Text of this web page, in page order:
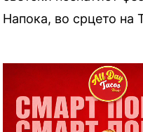
Напока, во срцето на